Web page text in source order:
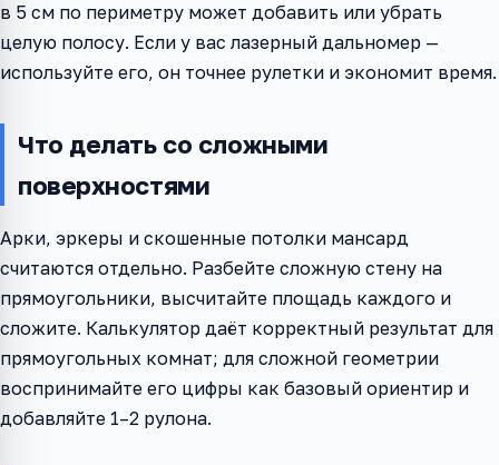
в 5 см по периметру может добавить или убрать
целую полосу. Если у вас лазерный дальномер —
используйте его, он точнее рулетки и экономит время.
Что делать со сложными
поверхностями
Арки, эркеры и скошенные потолки мансард
считаются отдельно. Разбейте сложную стену на
прямоугольники, высчитайте площадь каждого и
сложите. Калькулятор даёт корректный результат для
прямоугольных комнат; для сложной геометрии
воспринимайте его цифры как базовый ориентир и
добавляйте 1–2 рулона.